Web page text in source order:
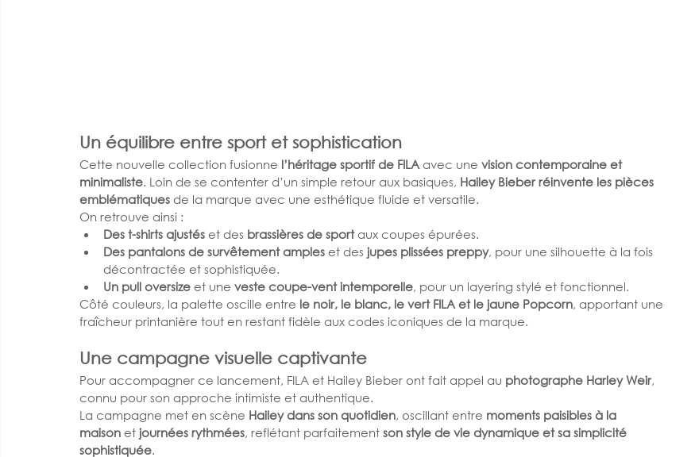
Un équilibre entre sport et sophistication
Cette nouvelle collection fusionne l’héritage sportif de FILA avec une vision contemporaine et
minimaliste. Loin de se contenter d’un simple retour aux basiques, Hailey Bieber réinvente les pièces
emblématiques de la marque avec une esthétique fluide et versatile.
On retrouve ainsi :
Des t-shirts ajustés et des brassières de sport aux coupes épurées.
Des pantalons de survêtement amples et des jupes plissées preppy, pour une silhouette à la fois
décontractée et sophistiquée.
Un pull oversize et une veste coupe-vent intemporelle, pour un layering stylé et fonctionnel.
Côté couleurs, la palette oscille entre le noir, le blanc, le vert FILA et le jaune Popcorn, apportant une
fraîcheur printanière tout en restant fidèle aux codes iconiques de la marque.
Une campagne visuelle captivante
Pour accompagner ce lancement, FILA et Hailey Bieber ont fait appel au photographe Harley Weir,
connu pour son approche intimiste et authentique.
La campagne met en scène Hailey dans son quotidien, oscillant entre moments paisibles à la
maison et journées rythmées, reflétant parfaitement son style de vie dynamique et sa simplicité
sophistiquée.